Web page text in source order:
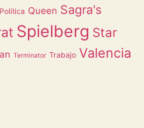
Política Queen Sagra's
Spielberg Star
Terminator Trabajo Valencia